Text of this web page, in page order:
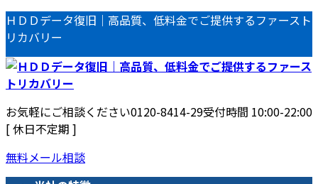
コ
ン
テ
ン
ツ
へ
ス
キ
ッ
プ
ナ
ビ
ゲ
ー
シ
ョ
ン
に
移
動
ＨＤＤデータ復旧｜高品質、低料金でご提供するファースト
リカバリー
お気軽にご相談ください0120-8414-29受付時間 10:00-22:00
[ 休日不定期 ]
無料メール相談